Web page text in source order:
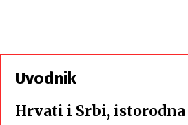
Uvodnik
Hrvati i Srbi, istorodna